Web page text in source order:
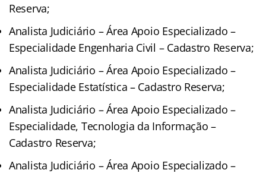
Reserva;
Analista Judiciário – Área Apoio Especializado –
Especialidade Engenharia Civil – Cadastro Reserva;
Analista Judiciário – Área Apoio Especializado –
Especialidade Estatística – Cadastro Reserva;
Analista Judiciário – Área Apoio Especializado –
Especialidade, Tecnologia da Informação –
Cadastro Reserva;
Analista Judiciário – Área Apoio Especializado –